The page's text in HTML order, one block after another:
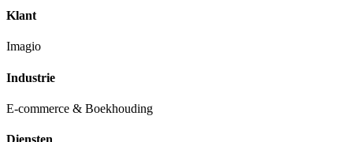
Klant
Imagio
Industrie
E-commerce & Boekhouding